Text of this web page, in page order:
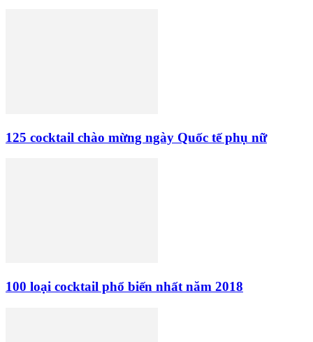
125 cocktail chào mừng ngày Quốc tế phụ nữ
100 loại cocktail phổ biến nhất năm 2018